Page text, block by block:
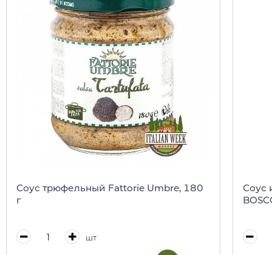
Соус трюфельный Fattorie Umbre, 180
г
шт
Соус